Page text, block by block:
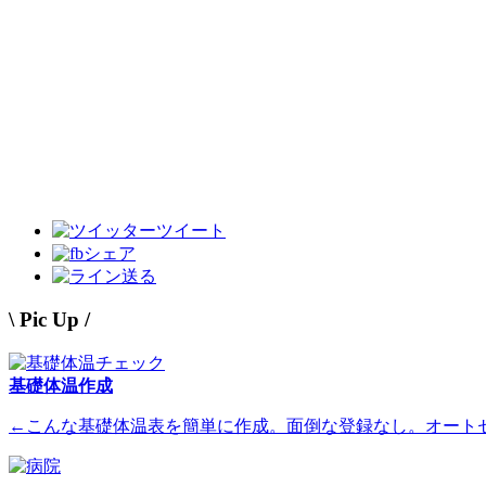
ツイート
シェア
送る
\ Pic Up /
基礎体温作成
←こんな基礎体温表を簡単に作成。面倒な登録なし。オート